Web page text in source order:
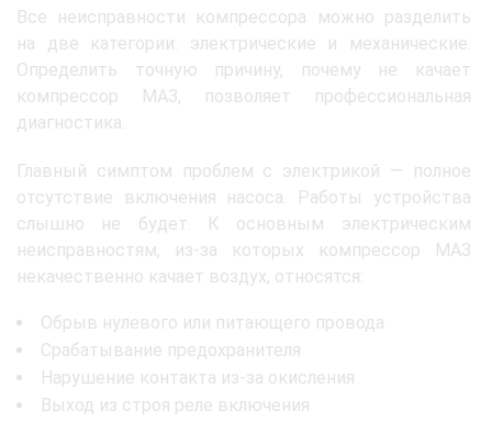
Все неисправности компрессора можно разделить
на две категории: электрические и механические.
Определить точную причину, почему не качает
компрессор МАЗ, позволяет профессиональная
диагностика.
Главный симптом проблем с электрикой — полное
отсутствие включения насоса. Работы устройства
слышно не будет. К основным электрическим
неисправностям, из-за которых компрессор МАЗ
некачественно качает воздух, относятся:
Обрыв нулевого или питающего провода
Срабатывание предохранителя
Нарушение контакта из-за окисления
Выход из строя реле включения